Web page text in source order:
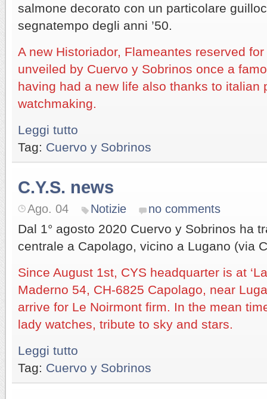
salmone decorato con un particolare
segnatempo degli anni ’50.
A new Historiador, Flameantes reserved
unveiled by Cuervo y Sobrinos once a
having had a new life also thanks to italian
watchmaking.
Leggi tutto
Tag: Cuervo y Sobrinos
C.Y.S. news
Ago. 04 Notizie no comments
Dal 1° agosto 2020 Cuervo y Sobrinos ha
centrale a Capolago, vicino a Lugano (via
Since August 1st, CYS headquarter is at
Maderno 54, CH-6825 Capolago, near
arrive for Le Noirmont firm. In the mean
lady watches, tribute to sky and stars.
Leggi tutto
Tag: Cuervo y Sobrinos